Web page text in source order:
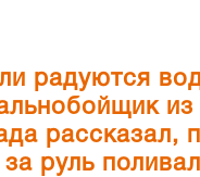
радуются
из
рассказал,
руль